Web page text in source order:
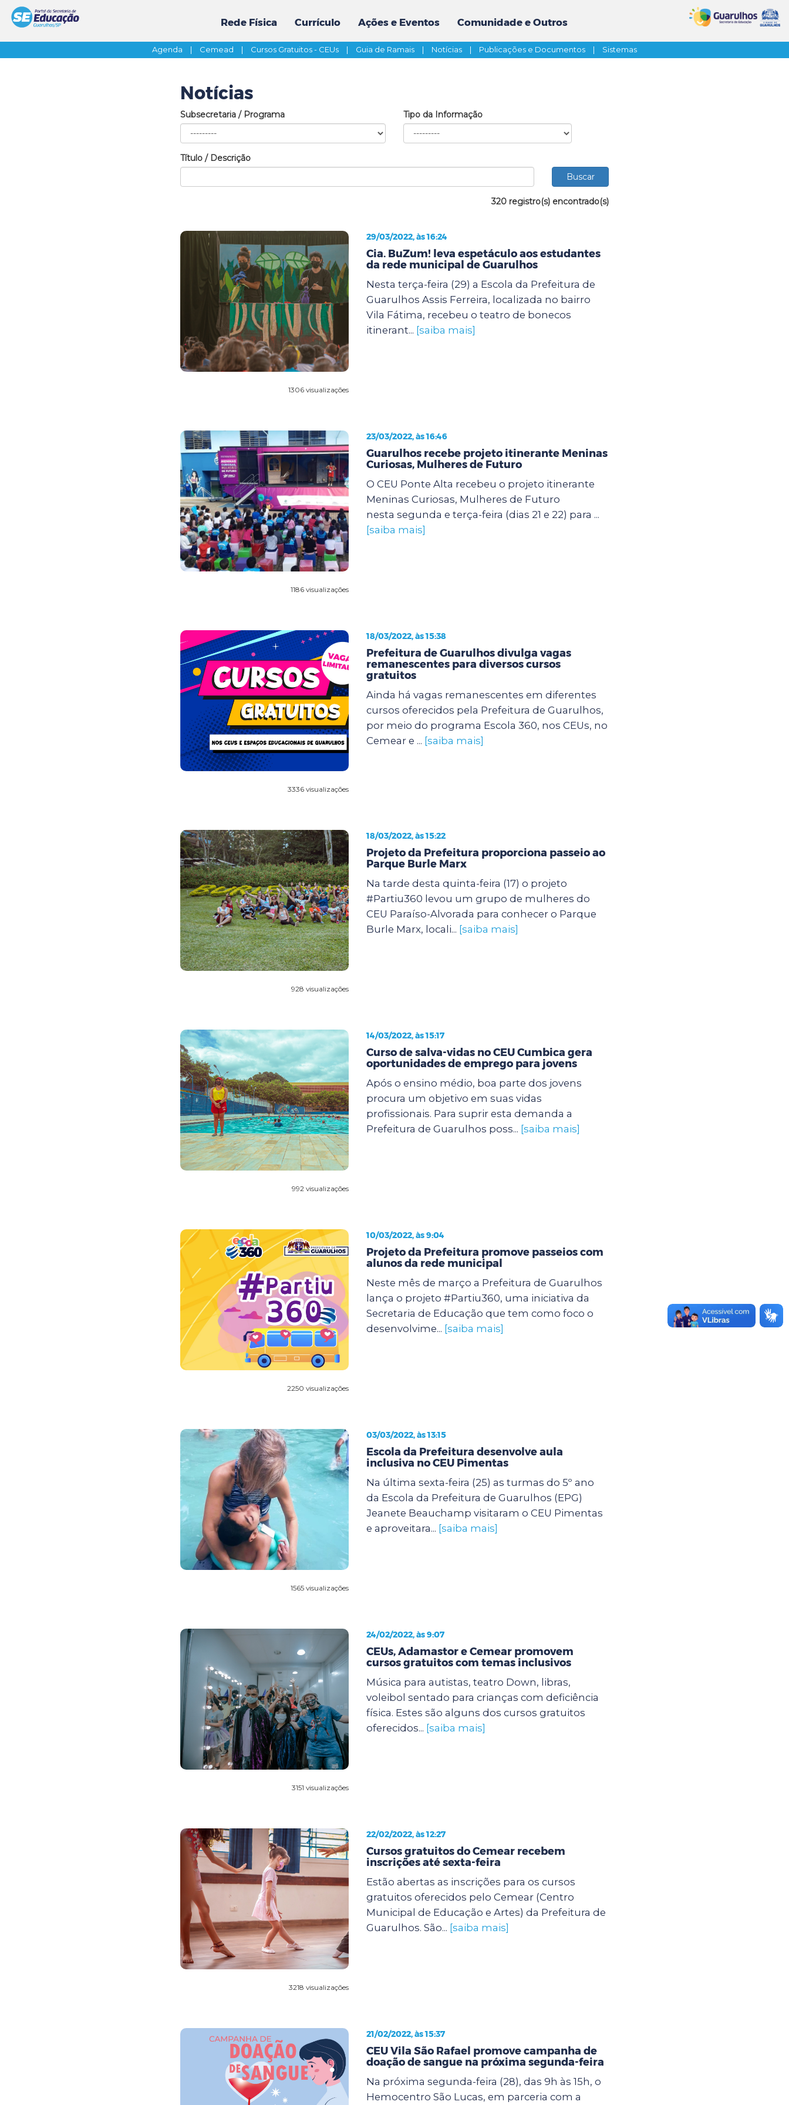
Rede Física Currículo Ações e Eventos Comunidade e Outros
Agenda | Cemead | Cursos Gratuitos - CEUs | Guia de Ramais | Notícias | Publicações e Documentos | Sistemas
Notícias
Subsecretaria / Programa Tipo da Informação
Título / Descrição
320 registro(s) encontrado(s)
1306 visualizações
29/03/2022, às 16:24
Cia. BuZum! leva espetáculo aos estudantes
da rede municipal de Guarulhos
Nesta terça-feira (29) a Escola da Prefeitura de
Guarulhos Assis Ferreira, localizada no bairro
Vila Fátima, recebeu o teatro de bonecos
itinerant... [saiba mais]
1186 visualizações
23/03/2022, às 16:46
Guarulhos recebe projeto itinerante Meninas
Curiosas, Mulheres de Futuro
O CEU Ponte Alta recebeu o projeto itinerante
Meninas Curiosas, Mulheres de Futuro
nesta segunda e terça-feira (dias 21 e 22) para ...
[saiba mais]
3336 visualizações
18/03/2022, às 15:38
Prefeitura de Guarulhos divulga vagas
remanescentes para diversos cursos
gratuitos
Ainda há vagas remanescentes em diferentes
cursos oferecidos pela Prefeitura de Guarulhos,
por meio do programa Escola 360, nos CEUs, no
Cemear e ... [saiba mais]
928 visualizações
18/03/2022, às 15:22
Projeto da Prefeitura proporciona passeio ao
Parque Burle Marx
Na tarde desta quinta-feira (17) o projeto
#Partiu360 levou um grupo de mulheres do
CEU Paraíso-Alvorada para conhecer o Parque
Burle Marx, locali... [saiba mais]
992 visualizações
14/03/2022, às 15:17
Curso de salva-vidas no CEU Cumbica gera
oportunidades de emprego para jovens
Após o ensino médio, boa parte dos jovens
procura um objetivo em suas vidas
profissionais. Para suprir esta demanda a
Prefeitura de Guarulhos poss... [saiba mais]
2250 visualizações
10/03/2022, às 9:04
Projeto da Prefeitura promove passeios com
alunos da rede municipal
Neste mês de março a Prefeitura de Guarulhos
lança o projeto #Partiu360, uma iniciativa da
Secretaria de Educação que tem como foco o
desenvolvime... [saiba mais]
1565 visualizações
03/03/2022, às 13:15
Escola da Prefeitura desenvolve aula
inclusiva no CEU Pimentas
Na última sexta-feira (25) as turmas do 5º ano
da Escola da Prefeitura de Guarulhos (EPG)
Jeanete Beauchamp visitaram o CEU Pimentas
e aproveitara... [saiba mais]
3151 visualizações
24/02/2022, às 9:07
CEUs, Adamastor e Cemear promovem
cursos gratuitos com temas inclusivos
Música para autistas, teatro Down, libras,
voleibol sentado para crianças com deficiência
física. Estes são alguns dos cursos gratuitos
oferecidos... [saiba mais]
3218 visualizações
22/02/2022, às 12:27
Cursos gratuitos do Cemear recebem
inscrições até sexta-feira
Estão abertas as inscrições para os cursos
gratuitos oferecidos pelo Cemear (Centro
Municipal de Educação e Artes) da Prefeitura de
Guarulhos. São... [saiba mais]
21/02/2022, às 15:37
CEU Vila São Rafael promove campanha de
doação de sangue na próxima segunda-feira
Na próxima segunda-feira (28), das 9h às 15h, o
Hemocentro São Lucas, em parceria com a